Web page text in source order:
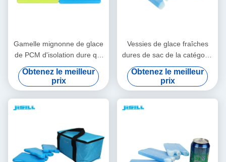
Gamelle mignonne de glace
de PCM d'isolation dure qui
respecte l'environnement
pour conserver la nourriture
se refroidir et frais
Obtenez le meilleur
prix
Vessies de glace fraîches
dures de sac de la catégorie
comestible 200g Shell pour
les aliments surgelés,
emballages froids de
gamelle
Obtenez le meilleur
prix